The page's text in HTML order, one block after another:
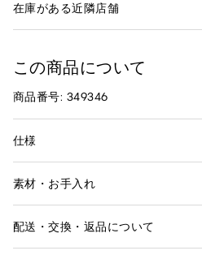
在庫がある近隣店舗
この商品について
商品番号: 349346
仕様
素材・お手入れ
配送・交換・返品について